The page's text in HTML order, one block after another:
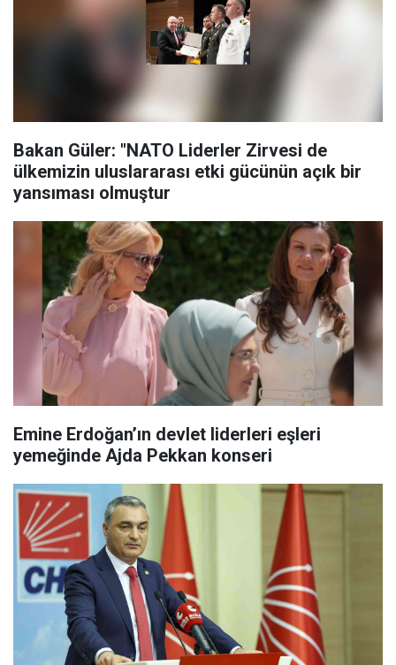
Bakan Güler: "NATO Liderler Zirvesi de
ülkemizin uluslararası etki gücünün açık bir
yansıması olmuştur
Emine Erdoğan’ın devlet liderleri eşleri
yemeğinde Ajda Pekkan konseri